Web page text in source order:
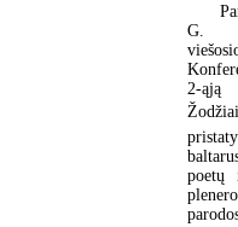
G.
2-ąją
poetų